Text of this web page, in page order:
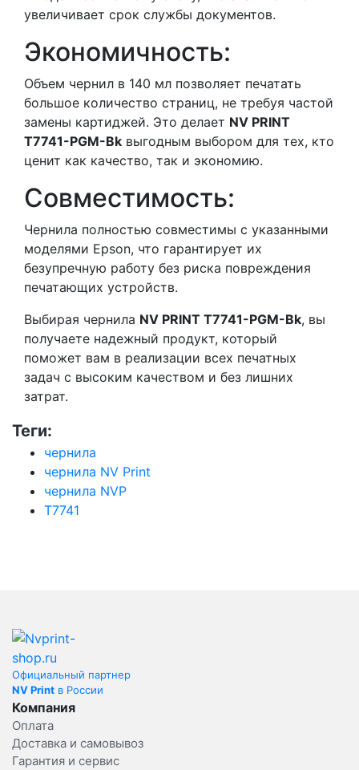
увеличивает срок службы документов.
Экономичность:
Объем чернил в 140 мл позволяет печатать
большое количество страниц, не требуя частой
замены картиджей. Это делает NV PRINT
T7741-PGM-Bk выгодным выбором для тех, кто
ценит как качество, так и экономию.
Совместимость:
Чернила полностью совместимы с указанными
моделями Epson, что гарантирует их
безупречную работу без риска повреждения
печатающих устройств.
Выбирая чернила NV PRINT T7741-PGM-Bk, вы
получаете надежный продукт, который
поможет вам в реализации всех печатных
задач с высоким качеством и без лишних
затрат.
Теги:
чернила
чернила NV Print
чернила NVP
T7741
Официальный партнер
NV Print в России
Компания
Оплата
Доставка и самовывоз
Гарантия и сервис